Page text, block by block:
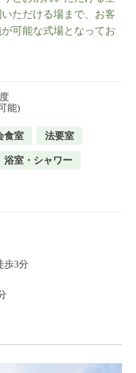
ただける場まで、お客
可能な式場となってお
能)
食室 法要室
浴室・シャワー
歩3分